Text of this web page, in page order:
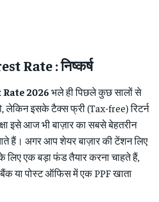
Rate : निष्कर्ष
2026 भले ही पिछले कुछ सालों से
लेकिन इसके टैक्स फ्री (Tax-free) रिटर्न
इसे आज भी बाज़ार का सबसे बेहतरीन
हैं। अगर आप शेयर बाज़ार की टेंशन लिए
लिए एक बड़ा फंड तैयार करना चाहते हैं,
या पोस्ट ऑफिस में एक PPF खाता